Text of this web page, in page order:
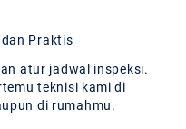
Praktis
atur jadwal inspeksi.
teknisi kami di
di rumahmu.